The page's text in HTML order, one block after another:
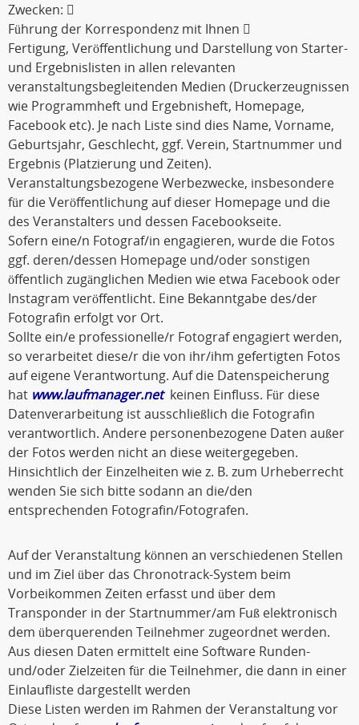
Zwecken: 
Führung der Korrespondenz mit Ihnen 
Fertigung, Veröffentlichung und Darstellung von Starter-
und Ergebnislisten in allen relevanten
veranstaltungsbegleitenden Medien (Druckerzeugnissen
wie Programmheft und Ergebnisheft, Homepage,
Facebook etc). Je nach Liste sind dies Name, Vorname,
Geburtsjahr, Geschlecht, ggf. Verein, Startnummer und
Ergebnis (Platzierung und Zeiten).
Veranstaltungsbezogene Werbezwecke, insbesondere
für die Veröffentlichung auf dieser Homepage und die
des Veranstalters und dessen Facebookseite.
Sofern eine/n Fotograf/in engagieren, wurde die Fotos
ggf. deren/dessen Homepage und/oder sonstigen
öffentlich zugänglichen Medien wie etwa Facebook oder
Instagram veröffentlicht. Eine Bekanntgabe des/der
Fotografin erfolgt vor Ort.
Sollte ein/e professionelle/r Fotograf engagiert werden,
so verarbeitet diese/r die von ihr/ihm gefertigten Fotos
auf eigene Verantwortung. Auf die Datenspeicherung
hat www.laufmanager.netkeinen Einfluss. Für diese
Datenverarbeitung ist ausschließlich die Fotografin
verantwortlich. Andere personenbezogene Daten außer
der Fotos werden nicht an diese weitergegeben.
Hinsichtlich der Einzelheiten wie z. B. zum Urheberrecht
wenden Sie sich bitte sodann an die/den
entsprechenden Fotografin/Fotografen.
Auf der Veranstaltung können an verschiedenen Stellen
und im Ziel über das Chronotrack-System beim
Vorbeikommen Zeiten erfasst und über dem
Transponder in der Startnummer/am Fuß elektronisch
dem überquerenden Teilnehmer zugeordnet werden.
Aus diesen Daten ermittelt eine Software Runden-
und/oder Zielzeiten für die Teilnehmer, die dann in einer
Einlaufliste dargestellt werden
Diese Listen werden im Rahmen der Veranstaltung vor